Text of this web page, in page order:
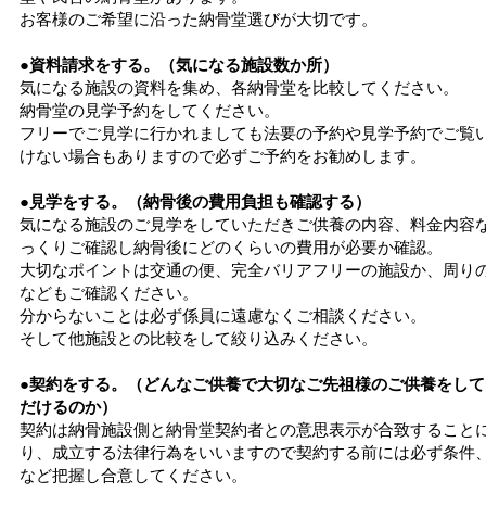
お客様のご希望に沿った納骨堂選びが大切です。
●資料請求をする。（気になる施設数か所）
気になる施設の資料を集め、各納骨堂を比較してください。
納骨堂の見学予約をしてください。
フリーでご見学に行かれましても法要の予約や見学予約でご覧
けない場合もありますので必ずご予約をお勧めします。
●見学をする。（納骨後の費用負担も確認する）
気になる施設のご見学をしていただきご供養の内容、料金内容
っくりご確認し納骨後にどのくらいの費用が必要か確認。
大切なポイントは交通の便、完全バリアフリーの施設か、周り
などもご確認ください。
分からないことは必ず係員に遠慮なくご相談ください。
そして他施設との比較をして絞り込みください。
●契約をする。（どんなご供養で大切なご先祖様のご供養をし
だけるのか）
契約は納骨施設側と納骨堂契約者との意思表示が合致すること
り、成立する法律行為をいいますので契約する前には必ず条件
など把握し合意してください。